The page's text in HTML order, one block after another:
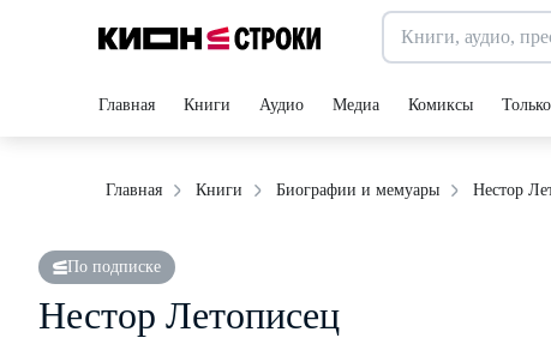
Главная Книги Аудио Медиа Комиксы
Главная Книги Биографии и мемуары Нестор
По подписке
Нестор Летописец